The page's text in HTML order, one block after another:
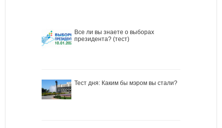
Все ли вы знаете о выборах
президента? (тест)
Тест дня: Каким бы мэром вы стали?